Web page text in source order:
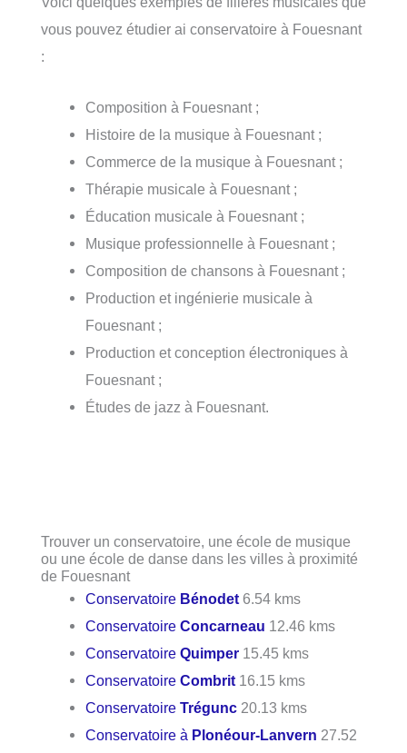
vous pouvez étudier ai conservatoire à Fouesnant
:
Composition à Fouesnant ;
Histoire de la musique à Fouesnant ;
Commerce de la musique à Fouesnant ;
Thérapie musicale à Fouesnant ;
Éducation musicale à Fouesnant ;
Musique professionnelle à Fouesnant ;
Composition de chansons à Fouesnant ;
Production et ingénierie musicale à
Fouesnant ;
Production et conception électroniques à
Fouesnant ;
Études de jazz à Fouesnant.
Trouver un conservatoire, une école de musique
ou une école de danse dans les villes à proximité
de Fouesnant
Conservatoire Bénodet 6.54 kms
ConservatoireConcarneau 12.46 kms
ConservatoireQuimper 15.45 kms
ConservatoireCombrit 16.15 kms
ConservatoireTrégunc 20.13 kms
Conservatoire à Plonéour-Lanvern 27.52